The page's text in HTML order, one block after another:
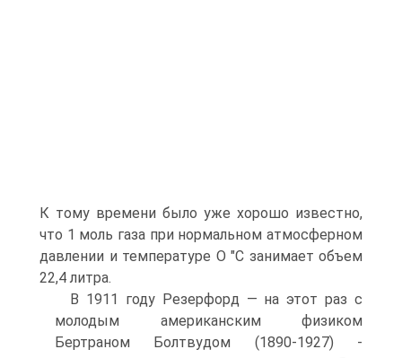
К тому времени было уже хорошо известно,
что 1 моль газа при нормальном атмосферном
давлении и температуре О "С занимает объем
22,4 литра.
В 1911 году Резерфорд — на этот раз с
молодым американским физиком
Бертраном Болтвудом (1890-1927) -